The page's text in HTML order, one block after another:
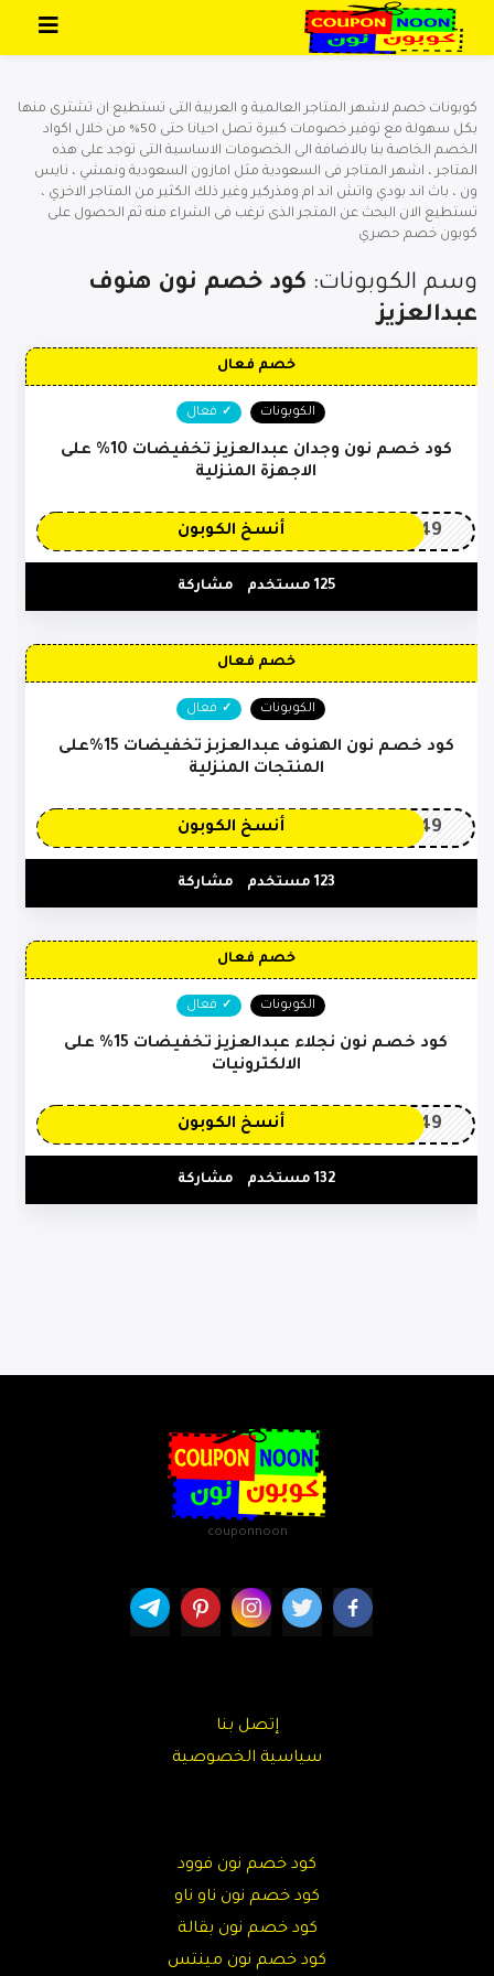
كوبونات خصم لاشهر المتاجر العالمية و العربية التى تستطيع ان تشترى منها
بكل سهولة مع توفير خصومات كبيرة تصل احيانا حتى 50% من خلال اكواد
الخصم الخاصة بنا بالاضافة الى الخصومات الاساسية التى توجد على هذه
المتاجر ، اشهر المتاجر فى السعودية مثل امازون السعودية ونمشي ، نايس
ون ، باث اند بودي واتش اند ام ومذركير وغير ذلك الكثير من المتاجر الاخري ،
تستطيع الان البحث عن المتجر الذى ترغب فى الشراء منه ثم الحصول على
كوبون خصم حصري
وسم الكوبونات: كود خصم نون هنوف
عبدالعزيز
خصم فعال
الكوبونات فعال
كود خصم نون وجدان عبدالعزيز تخفيضات 10% على
الاجهزة المنزلية
OP149 أنسخ الكوبون
125 مستخدم مشاركة
خصم فعال
الكوبونات فعال
كود خصم نون الهنوف عبدالعزبز تخفيضات 15%على
المنتجات المنزلية
OP149 أنسخ الكوبون
123 مستخدم مشاركة
خصم فعال
الكوبونات فعال
كود خصم نون نجلاء عبدالعزيز تخفيضات 15% على
الالكترونيات
OP149 أنسخ الكوبون
132 مستخدم مشاركة
couponnoon
إتصل بنا
سياسية الخصوصية
كود خصم نون فوود
كود خصم نون ناو ناو
كود خصم نون بقالة
كود خصم نون مينتس